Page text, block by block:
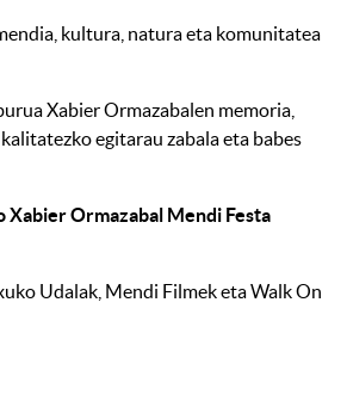
kultura, natura eta komunitatea
Xabier Ormazabalen memoria,
egitarau zabala eta babes
Xabier Ormazabal Mendi Festa
Udalak, Mendi Filmek eta Walk On